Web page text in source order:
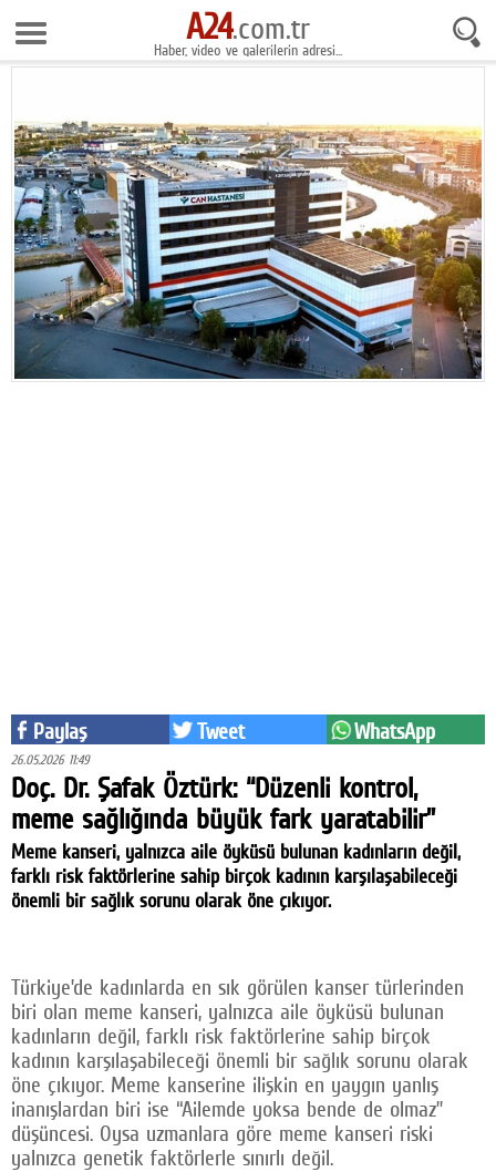
8 Ağustos 2026 23:51:19
Anasayfa
Gazeteler
Video Galeri
Gündem
Ekonomi
Yaşam
Magazin
Kültür-sanat
Sağlık
Yazarlar
Künye
A24 SOSYAL MEDYA
Facebook
Twitter
Google Plus
© 2026 TÜM HAKLARI SAKLIDIR
A24.com.tr
Haber, video ve galerilerin adresi...
Paylaş Tweet WhatsApp
26.05.2026 11:49
Doç. Dr. Şafak Öztürk: “Düzenli kontrol,
meme sağlığında büyük fark yaratabilir”
Meme kanseri, yalnızca aile öyküsü bulunan kadınların değil,
farklı risk faktörlerine sahip birçok kadının karşılaşabileceği
önemli bir sağlık sorunu olarak öne çıkıyor.
Türkiye’de kadınlarda en sık görülen kanser türlerinden
biri olan meme kanseri, yalnızca aile öyküsü bulunan
kadınların değil, farklı risk faktörlerine sahip birçok
kadının karşılaşabileceği önemli bir sağlık sorunu olarak
öne çıkıyor. Meme kanserine ilişkin en yaygın yanlış
inanışlardan biri ise “Ailemde yoksa bende de olmaz”
düşüncesi. Oysa uzmanlara göre meme kanseri riski
yalnızca genetik faktörlerle sınırlı değil.